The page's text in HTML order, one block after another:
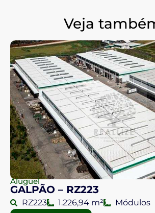
Veja
Aluguel
GALPÃO – RZ223
RZ223 1.226,94 m² Módulos